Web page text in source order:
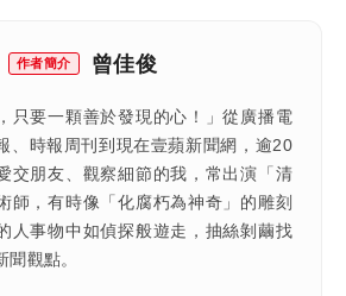
作者簡介 曾佳俊
只要一顆善於發現的心！」從廣播電
、時報周刊到現在壹蘋新聞網，逾20
交朋友、觀察細節的我，常出演「清
師，有時像「化腐朽為神奇」的雕刻
人事物中如偵探般遊走，抽絲剝繭找
觀點。